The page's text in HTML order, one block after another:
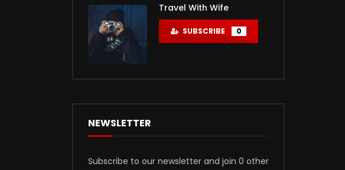
Travel With Wife
SUBSCRIBE 0
NEWSLETTER
Subscribe to our newsletter and join 0 other